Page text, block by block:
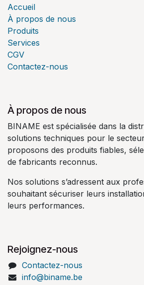
Accueil
À propos de nous
Produits
Services
CGV
Contactez-nous
À propos de nous
BINAME est spécialisée dans la
solutions techniques pour le
proposons des produits fiables,
de fabricants reconnus.
Nos solutions s’adressent aux
souhaitant sécuriser leurs
leurs performances.
Rejoignez-nous
Contactez-nous
info@biname.be